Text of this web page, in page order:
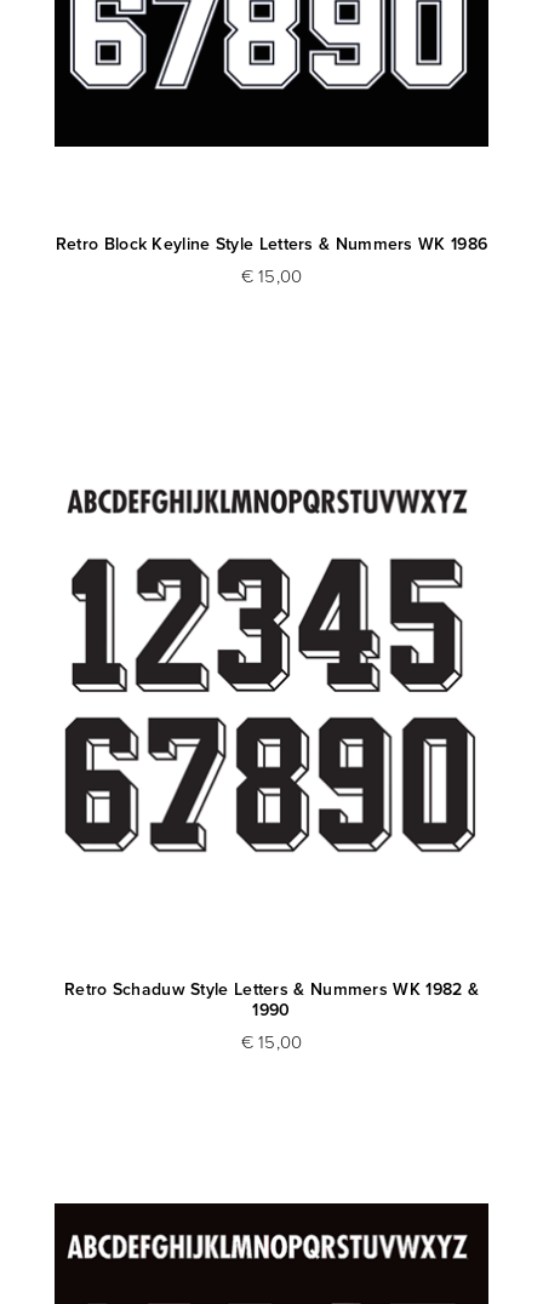
Retro Block Keyline Style Letters & Nummers WK 1986
€ 15,00
Retro Schaduw Style Letters & Nummers WK 1982 &
1990
€ 15,00